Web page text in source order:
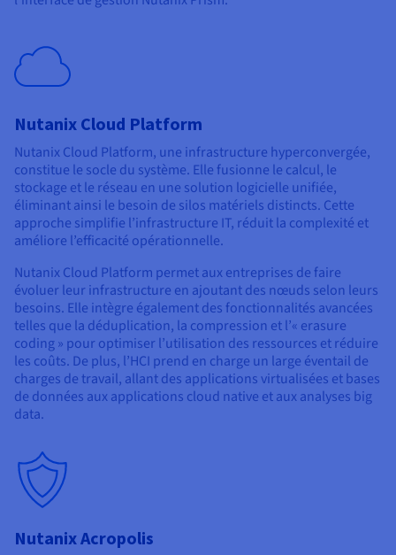
Nutanix Cloud Platform
Nutanix Cloud Platform, une infrastructure hyperconvergée,
constitue le socle du système. Elle fusionne le calcul, le
stockage et le réseau en une solution logicielle unifiée,
éliminant ainsi le besoin de silos matériels distincts. Cette
approche simplifie l’infrastructure IT, réduit la complexité et
améliore l’efficacité opérationnelle.
Nutanix Cloud Platform permet aux entreprises de faire
évoluer leur infrastructure en ajoutant des nœuds selon leurs
besoins. Elle intègre également des fonctionnalités avancées
telles que la déduplication, la compression et l’« erasure
coding » pour optimiser l’utilisation des ressources et réduire
les coûts. De plus, l’HCI prend en charge un large éventail de
charges de travail, allant des applications virtualisées et bases
de données aux applications cloud native et aux analyses big
data.
Nutanix Acropolis